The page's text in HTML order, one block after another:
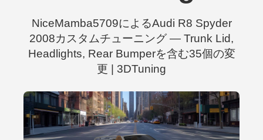
NiceMamba5709によるAudi R8 Spyder
2008カスタムチューニング — Trunk Lid,
Headlights, Rear Bumperを含む35個の変
更 | 3DTuning